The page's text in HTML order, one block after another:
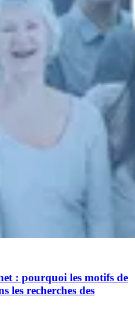
: pourquoi les motifs de
les recherches des